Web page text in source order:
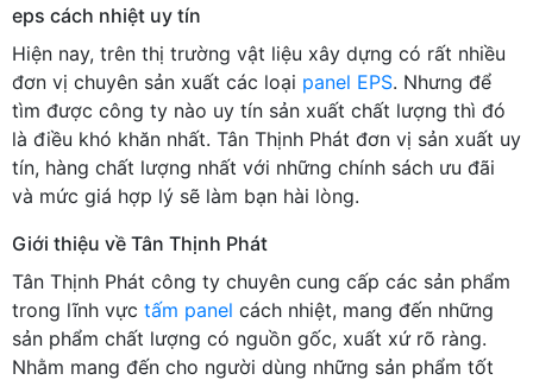
eps cách nhiệt uy tín
Hiện nay, trên thị trường vật liệu xây dựng có rất nhiều
đơn vị chuyên sản xuất các loại panel EPS. Nhưng để
tìm được công ty nào uy tín sản xuất chất lượng thì đó
là điều khó khăn nhất. Tân Thịnh Phát đơn vị sản xuất uy
tín, hàng chất lượng nhất với những chính sách ưu đãi
và mức giá hợp lý sẽ làm bạn hài lòng.
Giới thiệu về Tân Thịnh Phát
Tân Thịnh Phát công ty chuyên cung cấp các sản phẩm
trong lĩnh vực tấm panel cách nhiệt, mang đến những
sản phẩm chất lượng có nguồn gốc, xuất xứ rõ ràng.
Nhằm mang đến cho người dùng những sản phẩm tốt